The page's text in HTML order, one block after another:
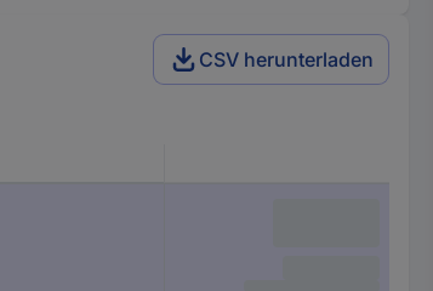
CSV herunterladen